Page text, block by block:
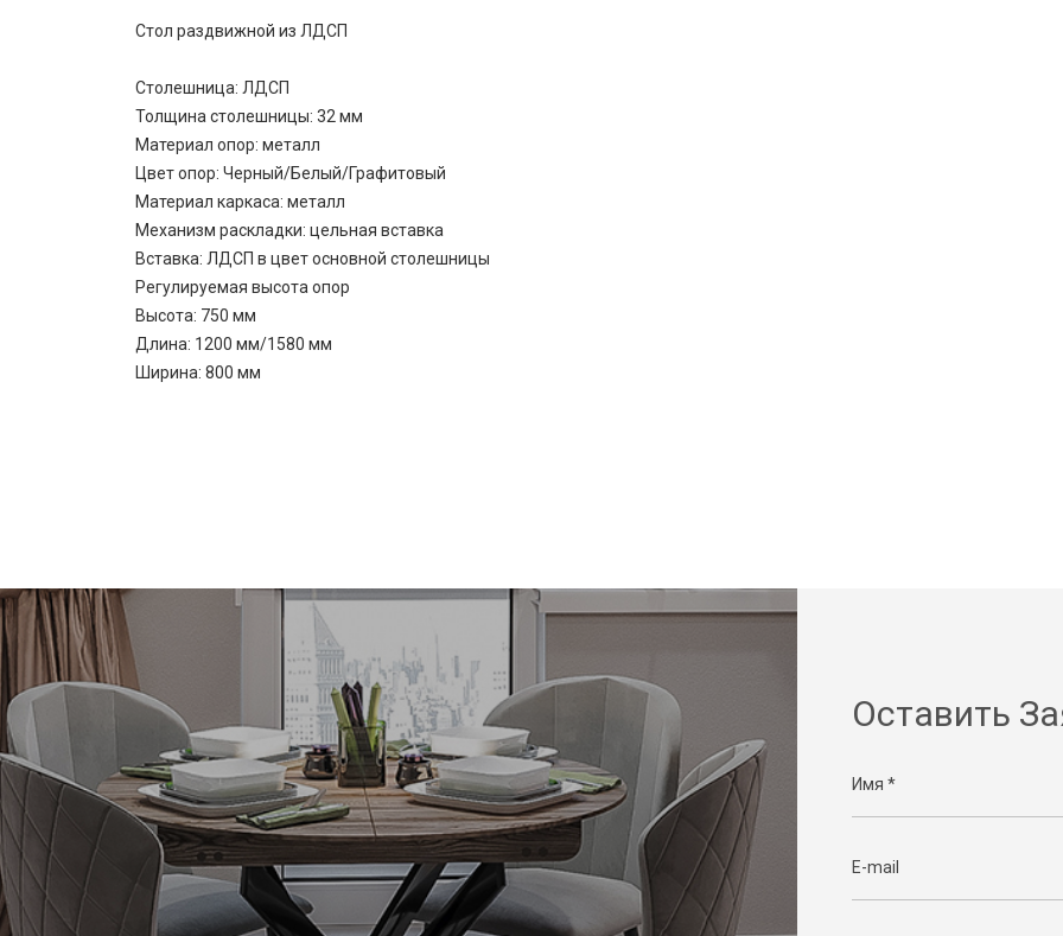
Стол раздвижной из ЛДСП
Столешница: ЛДСП
Толщина столешницы: 32 мм
Материал опор: металл
Цвет опор: Черный/Белый/Графитовый
Материал каркаса: металл
Механизм раскладки: цельная вставка
Вставка: ЛДСП в цвет основной столешницы
Регулируемая высота опор
Высота: 750 мм
Длина: 1200 мм/1580 мм
Ширина: 800 мм
Оставить